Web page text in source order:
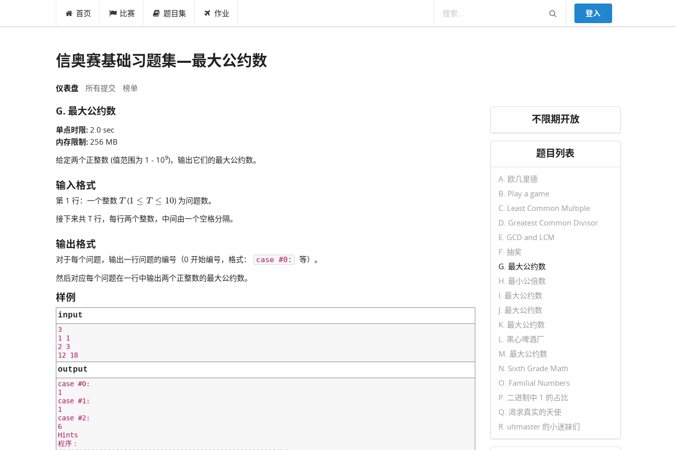
首页 比赛 题目集 作业 登入
信奥赛基础习题集—最大公约数
仪表盘 所有提交 榜单
G. 最大公约数
单点时限: 2.0 sec
内存限制: 256 MB
给定两个正整数 (值范围为 1 - 109)，输出它们的最大公约数。
输入格式
第 1 行：一个整数 T(1 T ≤10
) 为问题数。
接下来共 T 行，每行两个整数，中间由一个空格分隔。
输出格式
对于每个问题，输出一行问题的编号（0 开始编号，格式： case #0:
等）。
然后对应每个问题在一行中输出两个正整数的最大公约数。
样例
input
3
1 1
2 3
output
case #0:
1
case #1:
1
case #2:
6
Hints
程序：
不限期开放
题目列表
A. 欧几里德
B. Play a game
C. Least Common Multiple
D. Greatest Common Divisor
E. GCD and LCM
F. 抽奖
G. 最大公约数
H. 最小公倍数
I. 最大公约数
J. 最大公约数
K. 最大公约数
L. 黑心啤酒厂
M. 最大公约数
N. Sixth Grade Math
O. Familial Numbers
P. 二进制中 1 的占比
Q. 渴求真实的天使
R. ultmaster 的小迷妹们